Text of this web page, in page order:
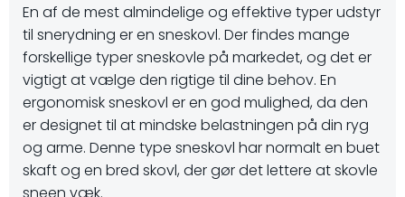
En af de mest almindelige og effektive typer udstyr
til snerydning er en sneskovl. Der findes mange
forskellige typer sneskovle på markedet, og det er
vigtigt at vælge den rigtige til dine behov. En
ergonomisk sneskovl er en god mulighed, da den
er designet til at mindske belastningen på din ryg
og arme. Denne type sneskovl har normalt en buet
skaft og en bred skovl, der gør det lettere at skovle